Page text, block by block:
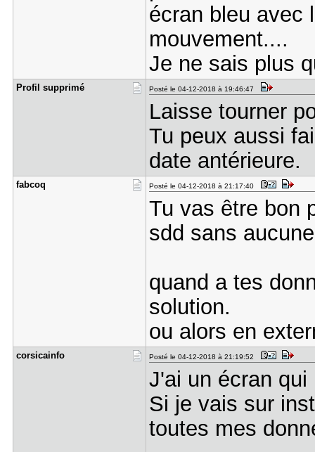
écran bleu avec
mouvement....
Je ne sais plus
Profil sup​primé Posté le 04-12-2018 à 19:46:47
Laisse tourner
Tu peux aussi
date antérieure.
fabcoq Posté le 04-12-2018 à 21:17:40
Tu vas être bon
sdd sans
quand a tes
solution.
ou alors en
corsicainf​o Posté le 04-12-2018 à 21:19:52
J'ai un écran qui
Si je vais sur
toutes mes